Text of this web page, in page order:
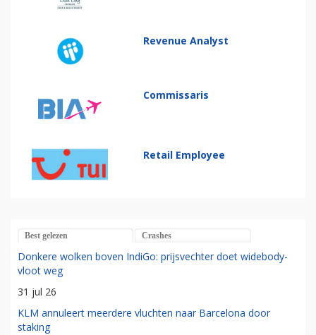
Revenue Analyst
Commissaris
Retail Employee
Best gelezen Crashes
Donkere wolken boven IndiGo: prijsvechter doet widebody-
vloot weg
31 jul 26
KLM annuleert meerdere vluchten naar Barcelona door
staking